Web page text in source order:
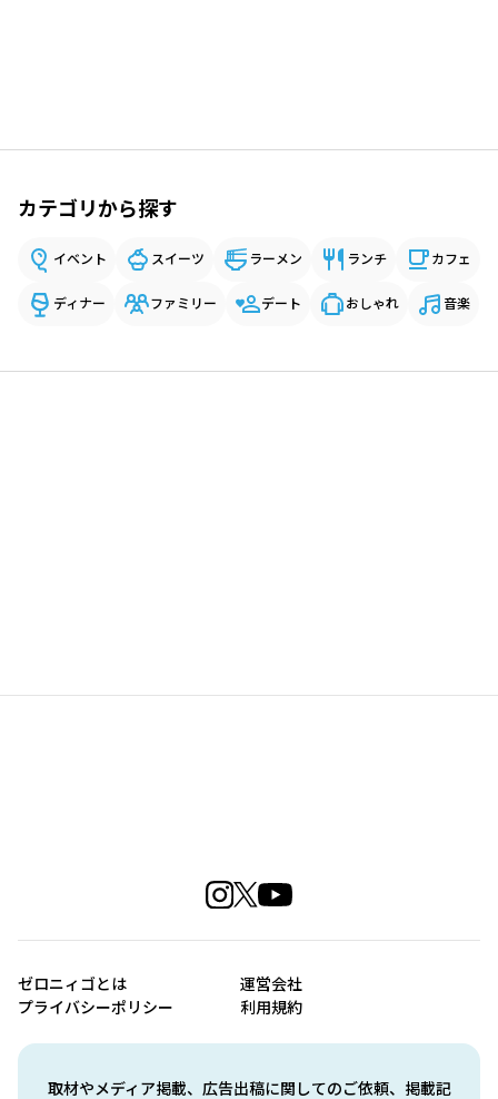
カテゴリから探す
イベント スイーツ ラーメン ランチ カフェ
ディナー ファミリー デート おしゃれ 音楽
取材やメディア掲載、広告出稿に関してのご依頼、掲載記
ゼロニィゴとは
運営会社
プライバシーポリシー
利用規約